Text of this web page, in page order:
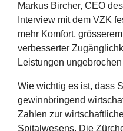
Markus Bircher, CEO
Interview mit dem VZK
mehr Komfort,
verbesserter
Leistungen ungebrochen
Wie wichtig es ist, dass
gewinnbringend
Zahlen zur
Spitalwesens. Die